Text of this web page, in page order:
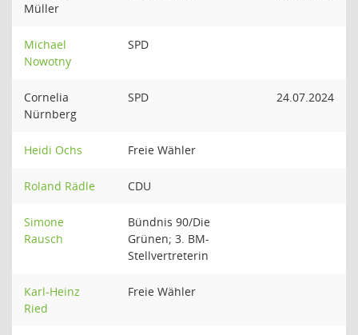
Müller
Michael
Nowotny
SPD
Cornelia
Nürnberg
SPD 24.07.2024
Heidi Ochs Freie Wähler
Roland Rädle CDU
Simone
Rausch
Bündnis 90/Die
Grünen; 3. BM-
Stellvertreterin
Karl-Heinz
Ried
Freie Wähler